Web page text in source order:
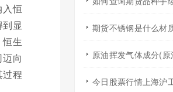
恒
显
生
向
程
期货不锈钢是什么材
原油挥发气体成分(
今日股票行情上海沪